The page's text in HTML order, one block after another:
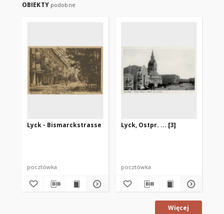
OBIEKTY podobne
Lyck - Bismarckstrasse
pocztówka
Lyck, Ostpr. ... [3]
pocztówka
Więcej